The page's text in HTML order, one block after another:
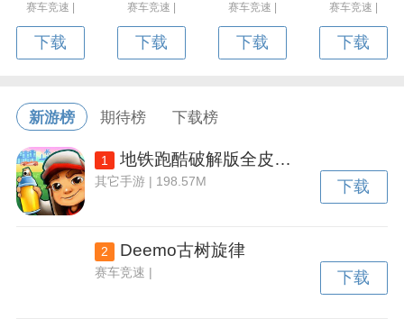
赛车竞速 |
下载
赛车竞速 |
下载
赛车竞速 |
下载
赛车竞速 |
下载
新游榜 期待榜 下载榜
1 地铁跑酷破解版全皮肤全滑板全背饰下载v3.50.2 安卓内置功能菜单版
其它手游 | 198.57M 下载
2 Deemo古树旋律
赛车竞速 | 下载